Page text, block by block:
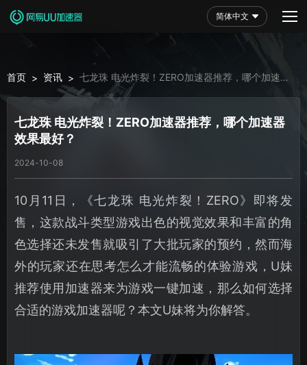
简体中文
首页 > 资讯 > 七龙珠 电光炸裂！ZERO加速器推荐，哪个加速器
效果最好？
七龙珠 电光炸裂！ZERO加速器推荐，哪个加速器
效果最好？
2024-10-08
10月11日，《七龙珠 电光炸裂！ZERO》即将发
售，这款战斗类型游戏出色的视觉效果和丰富的角
色选择还未发售就吸引了大批玩家的预约，然而海
外的玩家还在思考怎么才能流畅的体验游戏，U妹
推荐使用加速器来为游戏一键加速，那么如何选择
合适的游戏加速器呢？本文U妹将为你解答。